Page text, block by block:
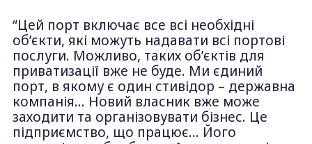
“Цей порт включає все всі необхідні
об’єкти, які можуть надавати всі портові
послуги. Можливо, таких об’єктів для
приватизації вже не буде. Ми єдиний
порт, в якому є один стивідор – державна
компанія… Новий власник вже може
заходити та організовувати бізнес. Це
підприємство, що працює… Його